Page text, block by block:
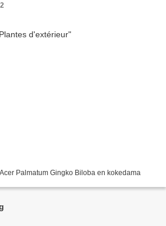
Palmatum Gingko Biloba en kokedama